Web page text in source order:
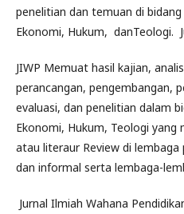
penelitian dan temuan di
Ekonomi, Hukum, danTeologi.
JIWP Memuat hasil kajian,
perancangan, pengembangan,
evaluasi, dan penelitian dalam
Ekonomi, Hukum, Teologi yang
atau literaur Review di
dan informal serta lembaga-
Jurnal Ilmiah Wahana